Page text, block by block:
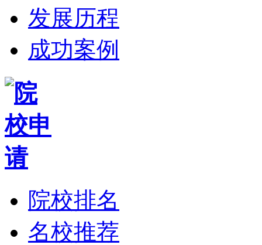
发展历程
成功案例
院校排名
名校推荐